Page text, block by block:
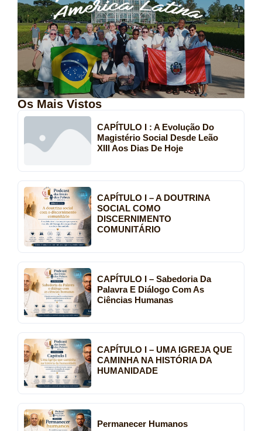
Os Mais Vistos
CAPÍTULO I : A Evolução Do
Magistério Social Desde Leão
XIII Aos Dias De Hoje
CAPÍTULO I – A DOUTRINA
SOCIAL COMO
DISCERNIMENTO
COMUNITÁRIO
CAPÍTULO I – Sabedoria Da
Palavra E Diálogo Com As
Ciências Humanas
CAPÍTULO I – UMA IGREJA QUE
CAMINHA NA HISTÓRIA DA
HUMANIDADE
Permanecer Humanos